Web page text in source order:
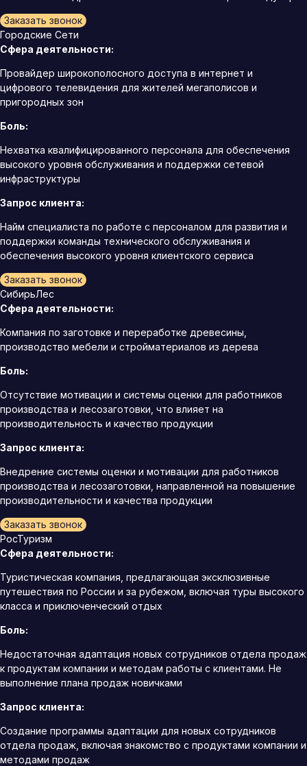
Заказать звонок
Городские Сети
Сфера деятельности:
Провайдер широкополосного доступа в интернет и
цифрового телевидения для жителей мегаполисов и
пригородных зон
Боль:
Нехватка квалифицированного персонала для обеспечения
высокого уровня обслуживания и поддержки сетевой
инфраструктуры
Запрос клиента:
Найм специалиста по работе с персоналом для развития и
поддержки команды технического обслуживания и
обеспечения высокого уровня клиентского сервиса
Заказать звонок
СибирьЛес
Сфера деятельности:
Компания по заготовке и переработке древесины,
производство мебели и стройматериалов из дерева
Боль:
Отсутствие мотивации и системы оценки для работников
производства и лесозаготовки, что влияет на
производительность и качество продукции
Запрос клиента:
Внедрение системы оценки и мотивации для работников
производства и лесозаготовки, направленной на повышение
производительности и качества продукции
Заказать звонок
РосТуризм
Сфера деятельности:
Туристическая компания, предлагающая эксклюзивные
путешествия по России и за рубежом, включая туры высокого
класса и приключенческий отдых
Боль:
Недостаточная адаптация новых сотрудников отдела продаж
к продуктам компании и методам работы с клиентами. Не
выполнение плана продаж новичками
Запрос клиента:
Создание программы адаптации для новых сотрудников
отдела продаж, включая знакомство с продуктами компании и
методами продаж